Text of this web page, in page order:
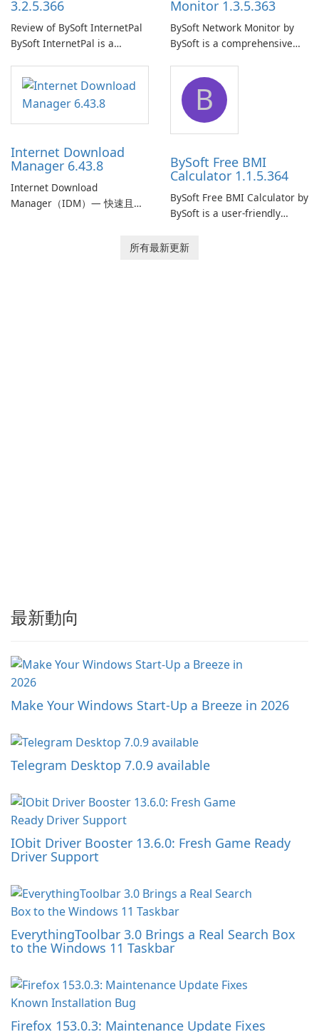
3.2.5.366
Review of BySoft InternetPal
BySoft InternetPal is a
application designed to
monitor your internet
connection and provide real-
time insights into its
Monitor 1.3.5.363
BySoft Network Monitor by
BySoft is a comprehensive
designed to help businesses
effectively manage their
network infrastructure.
Internet Download
Manager 6.43.8
Internet Download
Manager（IDM）— 快速且可
Download Manager（IDM）
B
BySoft Free BMI
Calculator 1.1.5.364
BySoft Free BMI Calculator by
BySoft is a user-friendly
designed to help you
所有最新更新
最新動向
Make Your Windows Start-Up a Breeze in 2026
Telegram Desktop 7.0.9 available
IObit Driver Booster 13.6.0: Fresh Game Ready
Driver Support
EverythingToolbar 3.0 Brings a Real Search Box
to the Windows 11 Taskbar
Firefox 153.0.3: Maintenance Update Fixes